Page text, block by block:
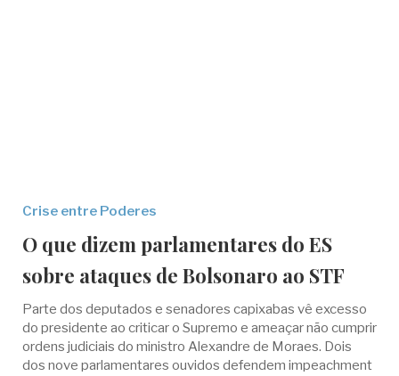
Crise entre Poderes
O que dizem parlamentares do ES
sobre ataques de Bolsonaro ao STF
Parte dos deputados e senadores capixabas vê excesso
do presidente ao criticar o Supremo e ameaçar não cumprir
ordens judiciais do ministro Alexandre de Moraes. Dois
dos nove parlamentares ouvidos defendem impeachment